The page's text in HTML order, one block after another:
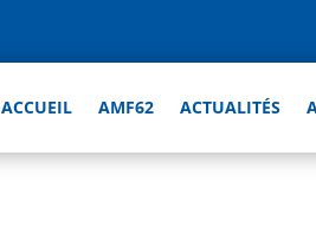
ACCUEIL AMF62 ACTUALITÉS